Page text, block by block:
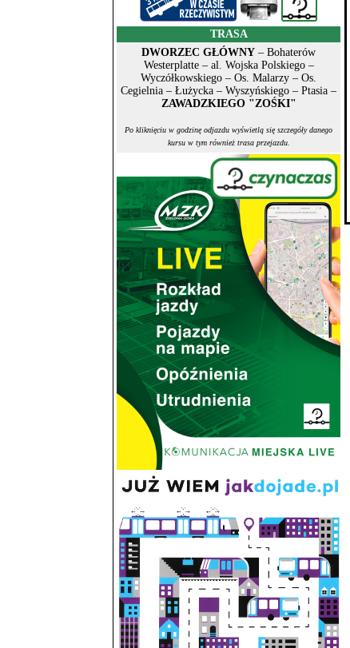
TRASA
DWORZEC GŁÓWNY – Bohaterów
Westerplatte – al. Wojska Polskiego –
Wyczółkowskiego – Os. Malarzy – Os.
Cegielnia – Łużycka – Wyszyńskiego – Ptasia –
ZAWADZKIEGO "ZOŚKI"
Po kliknięciu w godzinę odjazdu wyświetlą się szczegóły danego
kursu w tym również trasa przejazdu.